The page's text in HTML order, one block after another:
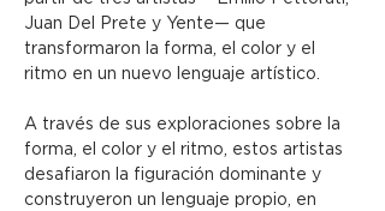
Juan Del Prete y Yente— que
transformaron la forma, el color y el
ritmo en un nuevo lenguaje artístico.
A través de sus exploraciones sobre la
forma, el color y el ritmo, estos artistas
desafiaron la figuración dominante y
construyeron un lenguaje propio, en